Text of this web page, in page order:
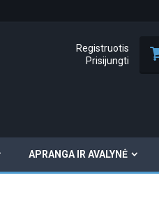
Registruotis
Prisijungti
APRANGA IR AVALYNĖ